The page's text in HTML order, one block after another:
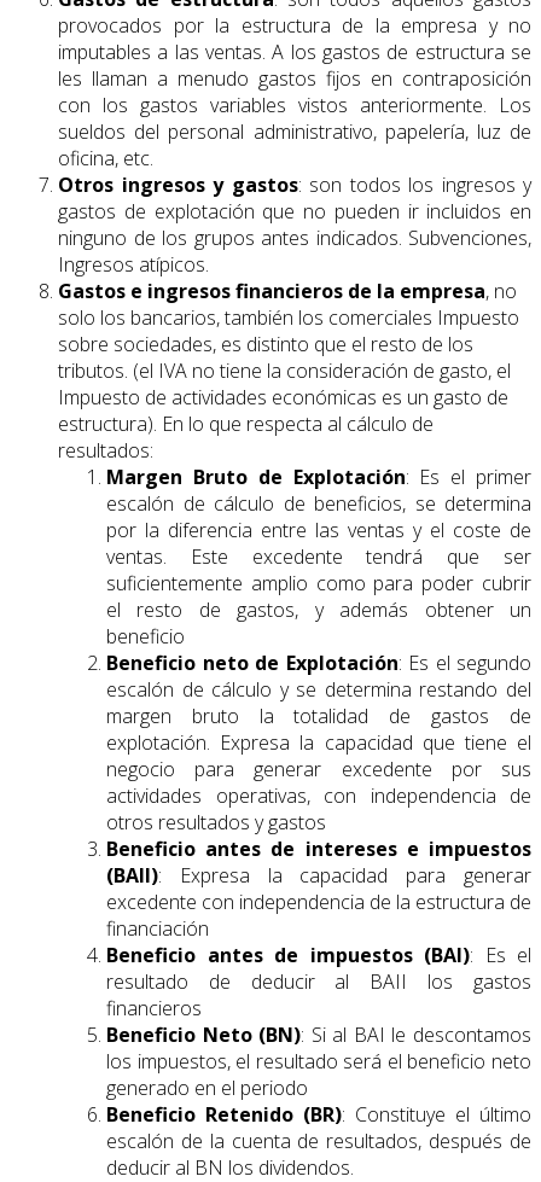
provocados por la estructura de la empresa y no
imputables a las ventas. A los gastos de estructura se
les llaman a menudo gastos fijos en contraposición
con los gastos variables vistos anteriormente. Los
sueldos del personal administrativo, papelería, luz de
oficina, etc.
Otros ingresos y gastos: son todos los ingresos y
gastos de explotación que no pueden ir incluidos en
ninguno de los grupos antes indicados. Subvenciones,
Ingresos atípicos.
Gastos e ingresos financieros de la empresa, no
solo los bancarios, también los comerciales Impuesto
sobre sociedades, es distinto que el resto de los
tributos. (el IVA no tiene la consideración de gasto, el
Impuesto de actividades económicas es un gasto de
estructura). En lo que respecta al cálculo de
resultados:
Margen Bruto de Explotación: Es el primer
escalón de cálculo de beneficios, se determina
por la diferencia entre las ventas y el coste de
ventas. Este excedente tendrá que ser
suficientemente amplio como para poder cubrir
el resto de gastos, y además obtener un
beneficio
Beneficio neto de Explotación: Es el segundo
escalón de cálculo y se determina restando del
margen bruto la totalidad de gastos de
explotación. Expresa la capacidad que tiene el
negocio para generar excedente por sus
actividades operativas, con independencia de
otros resultados y gastos
Beneficio antes de intereses e impuestos
(BAII): Expresa la capacidad para generar
excedente con independencia de la estructura de
financiación
Beneficio antes de impuestos (BAI): Es el
resultado de deducir al BAII los gastos
financieros
Beneficio Neto (BN): Si al BAI le descontamos
los impuestos, el resultado será el beneficio neto
generado en el periodo
Beneficio Retenido (BR): Constituye el último
escalón de la cuenta de resultados, después de
deducir al BN los dividendos.